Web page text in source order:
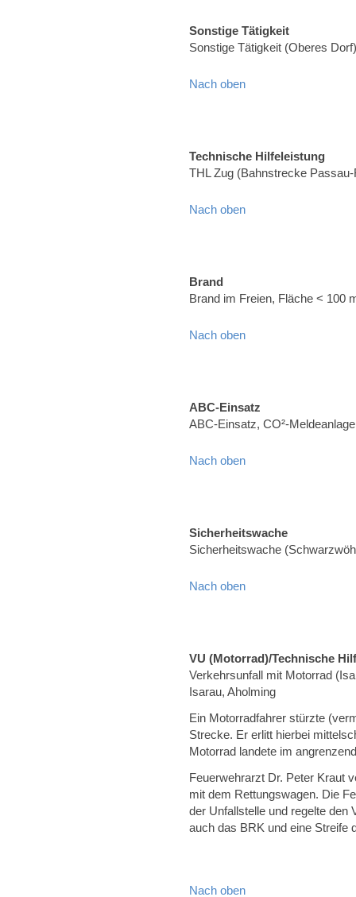
Sonstige Tätigkeit
Sonstige Tätigkeit (Oberes
Nach oben
Technische Hilfeleistung
THL Zug (Bahnstrecke
Nach oben
Brand
Brand im Freien, Fläche < 100
Nach oben
ABC-Einsatz
ABC-Einsatz, CO²-
Nach oben
Sicherheitswache
Sicherheitswache
Nach oben
VU (Motorrad)/Technische
Verkehrsunfall mit Motorrad
Isarau, Aholming
Ein Motorradfahrer stürzte
Strecke. Er erlitt hierbei
Motorrad landete im
Feuerwehrarzt Dr. Peter Kraut
mit dem Rettungswagen. Die
der Unfallstelle und regelte den
auch das BRK und eine Streife
Nach oben